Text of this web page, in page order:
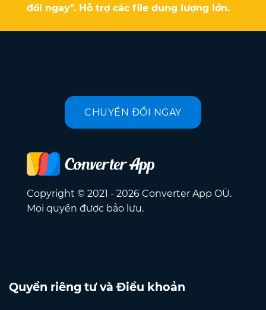
đổi ngay". Hỗ trợ các file dung lượng lớn.
CHUYỂN ĐỔI NGAY
Copyright © 2021 - 2026 Converter App OÜ.
Mọi quyền được bảo lưu.
Quyền riêng tư và Điều khoản